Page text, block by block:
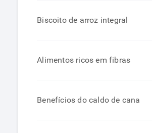
Biscoito de arroz integral
Alimentos ricos em fibras
Benefícios do caldo de cana